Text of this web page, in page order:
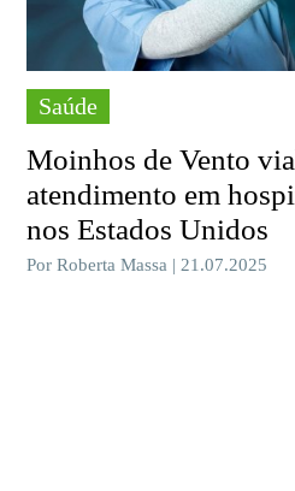
Saúde
Moinhos de Vento
atendimento em
nos Estados Unidos
Por Roberta Massa | 21.07.2025